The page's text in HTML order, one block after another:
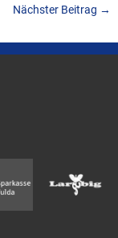
Nächster Beitrag →